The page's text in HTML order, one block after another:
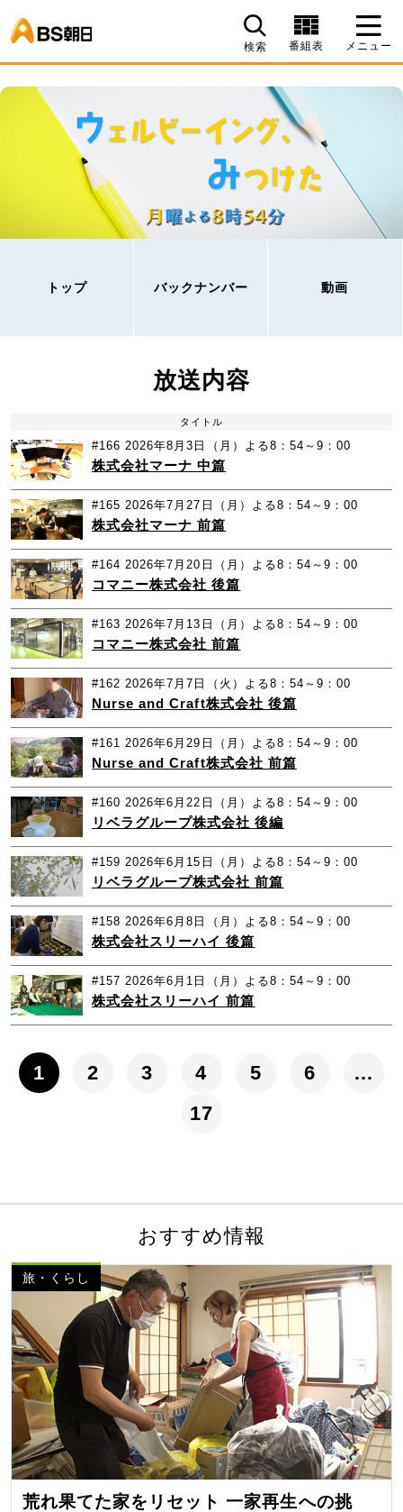
検索 番組表 メニュー
トップ バックナンバー 動画
放送内容
タイトル
#166 2026年8月3日（月）よる8：54～9：00
株式会社マーナ 中篇
#165 2026年7月27日（月）よる8：54～9：00
株式会社マーナ 前篇
#164 2026年7月20日（月）よる8：54～9：00
コマニー株式会社 後篇
#163 2026年7月13日（月）よる8：54～9：00
コマニー株式会社 前篇
#162 2026年7月7日（火）よる8：54～9：00
Nurse and Craft株式会社 後篇
#161 2026年6月29日（月）よる8：54～9：00
Nurse and Craft株式会社 前篇
#160 2026年6月22日（月）よる8：54～9：00
リベラグループ株式会社 後編
#159 2026年6月15日（月）よる8：54～9：00
リベラグループ株式会社 前篇
#158 2026年6月8日（月）よる8：54～9：00
株式会社スリーハイ 後篇
#157 2026年6月1日（月）よる8：54～9：00
株式会社スリーハイ 前篇
1 2 3 4 5 6
…
17
おすすめ情報
旅・くらし
荒れ果てた家をリセット 一家再生への挑